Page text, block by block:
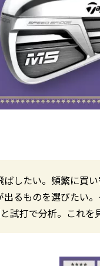
したい。頻繁に買
るものを選びたい
試打で分析。これを